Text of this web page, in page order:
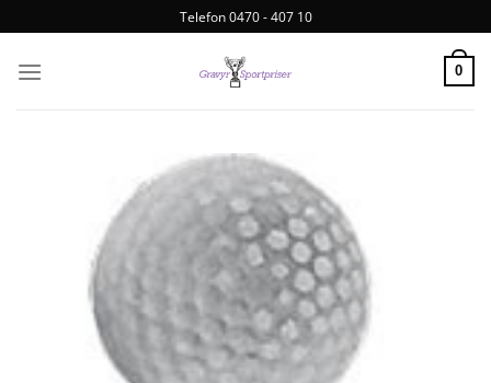
Telefon 0470 - 407 10
0